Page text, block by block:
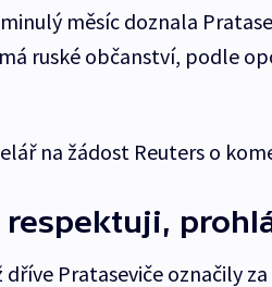
měsíc doznala
ruské občanství, podle
na žádost Reuters o
respektuji,
dříve Prataseviče označily